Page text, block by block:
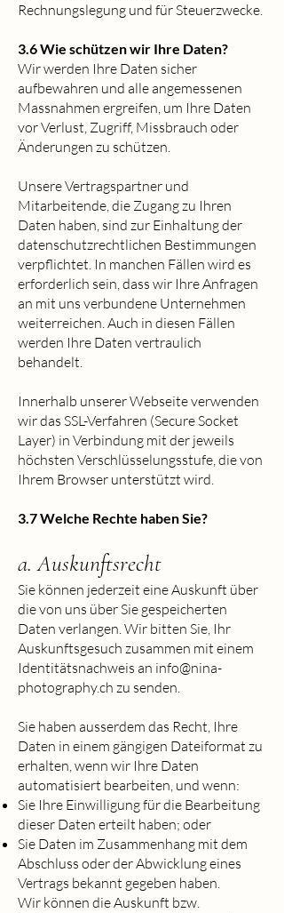
Rechnungslegung und für Steuerzwecke.
3.6 Wie schützen wir Ihre Daten?
Wir werden Ihre Daten sicher
aufbewahren und alle angemessenen
Massnahmen ergreifen, um Ihre Daten
vor Verlust, Zugriff, Missbrauch oder
Änderungen zu schützen.
Unsere Vertragspartner und
Mitarbeitende, die Zugang zu Ihren
Daten haben, sind zur Einhaltung der
datenschutzrechtlichen Bestimmungen
verpflichtet. In manchen Fällen wird es
erforderlich sein, dass wir Ihre Anfragen
an mit uns verbundene Unternehmen
weiterreichen. Auch in diesen Fällen
werden Ihre Daten vertraulich
behandelt.
Innerhalb unserer Webseite verwenden
wir das SSL-Verfahren (Secure Socket
Layer) in Verbindung mit der jeweils
höchsten Verschlüsselungsstufe, die von
Ihrem Browser unterstützt wird.
3.7 Welche Rechte haben Sie?
a. Auskunftsrecht
Sie können jederzeit eine Auskunft über
die von uns über Sie gespeicherten
Daten verlangen. Wir bitten Sie, Ihr
Auskunftsgesuch zusammen mit einem
Identitätsnachweis an info@nina-
photography.ch zu senden.
Sie haben ausserdem das Recht, Ihre
Daten in einem gängigen Dateiformat zu
erhalten, wenn wir Ihre Daten
automatisiert bearbeiten, und wenn:
Sie Ihre Einwilligung für die Bearbeitung
dieser Daten erteilt haben; oder
Sie Daten im Zusammenhang mit dem
Abschluss oder der Abwicklung eines
Vertrags bekannt gegeben haben.
Wir können die Auskunft bzw.